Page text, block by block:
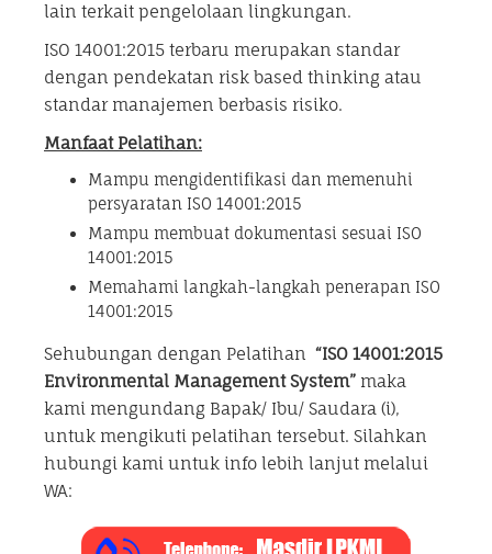
lain terkait pengelolaan lingkungan.
ISO 14001:2015 terbaru merupakan standar
dengan pendekatan risk based thinking atau
standar manajemen berbasis risiko.
Manfaat Pelatihan:
Mampu mengidentifikasi dan memenuhi
persyaratan ISO 14001:2015
Mampu membuat dokumentasi sesuai ISO
14001:2015
Memahami langkah-langkah penerapan ISO
14001:2015
Sehubungan dengan Pelatihan “ISO 14001:2015
Environmental Management System” maka
kami mengundang Bapak/ Ibu/ Saudara (i),
untuk mengikuti pelatihan tersebut. Silahkan
hubungi kami untuk info lebih lanjut melalui
WA: